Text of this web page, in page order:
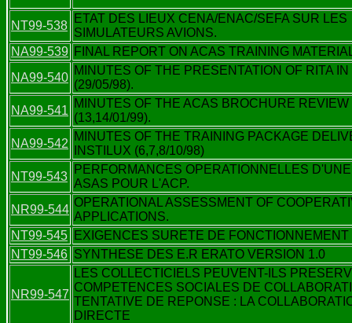
NT99-538
ETAT DES LIEUX CENA/ENAC/SEFA SUR LES
SIMULATEURS AVIONS.
NA99-539 FINAL REPORT ON ACAS TRAINING
NA99-540
MINUTES OF THE PRESENTATION OF RITA
(29/05/98).
NA99-541
MINUTES OF THE ACAS BROCHURE
(13,14/01/99).
NA99-542
MINUTES OF THE TRAINING PACKAGE
INSTILUX (6,7,8/10/98)
NT99-543
PERFORMANCES OPERATIONNELLES
ASAS POUR L'ACP.
NR99-544
OPERATIONAL ASSESSMENT OF
APPLICATIONS.
NT99-545 EXIGENCES SURETE DE FONCTIONNEMENT
NT99-546 SYNTHESE DES E.R ERATO VERSION 1.0
NR99-547
LES COLLECTICIELS PEUVENT-ILS
COMPETENCES SOCIALES DE
TENTATIVE DE REPONSE : LA
DIRECTE